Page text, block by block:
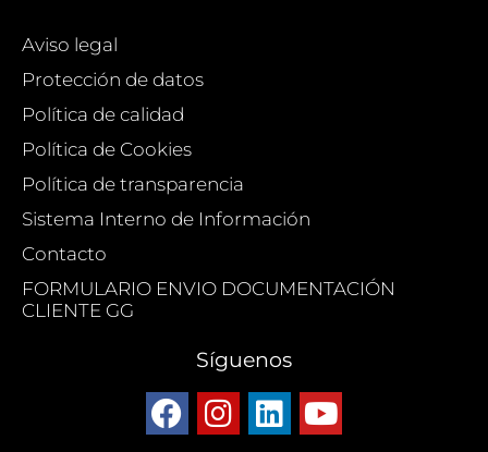
Aviso legal
Protección de datos
Política de calidad
Política de Cookies
Política de transparencia
Sistema Interno de Información
Contacto
FORMULARIO ENVIO DOCUMENTACIÓN
CLIENTE GG
Síguenos